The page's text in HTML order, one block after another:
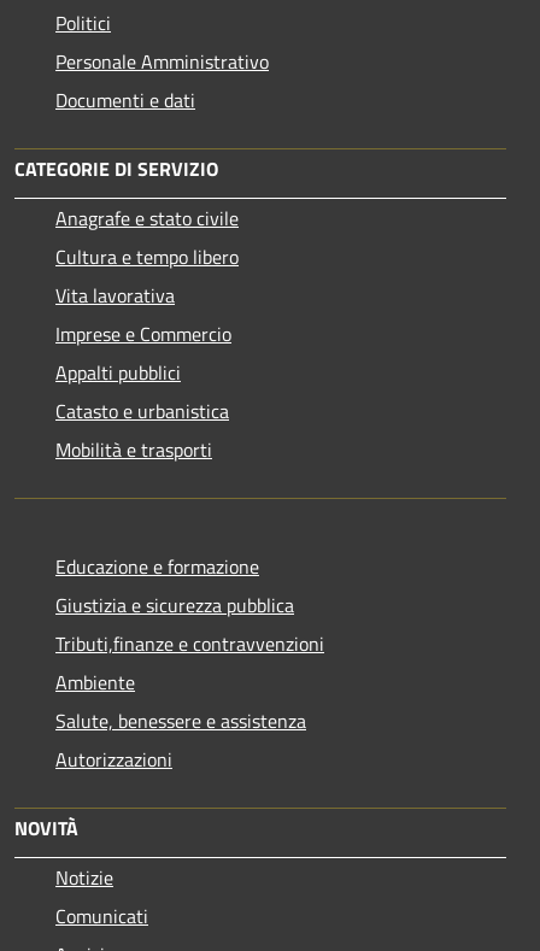
Politici
Personale Amministrativo
Documenti e dati
CATEGORIE DI SERVIZIO
Anagrafe e stato civile
Cultura e tempo libero
Vita lavorativa
Imprese e Commercio
Appalti pubblici
Catasto e urbanistica
Mobilità e trasporti
Educazione e formazione
Giustizia e sicurezza pubblica
Tributi,finanze e contravvenzioni
Ambiente
Salute, benessere e assistenza
Autorizzazioni
NOVITÀ
Notizie
Comunicati